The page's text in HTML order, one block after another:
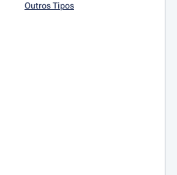
Outros Tipos